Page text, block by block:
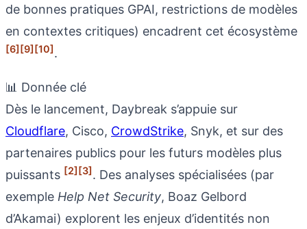
de bonnes pratiques GPAI, restrictions de modèles
en contextes critiques) encadrent cet écosystème
[6][9][10].
📊 Donnée clé
Dès le lancement, Daybreak s’appuie sur
Cloudflare, Cisco, CrowdStrike, Snyk, et sur des
partenaires publics pour les futurs modèles plus
puissants [2][3]. Des analyses spécialisées (par
exemple Help Net Security, Boaz Gelbord
d’Akamai) explorent les enjeux d’identités non